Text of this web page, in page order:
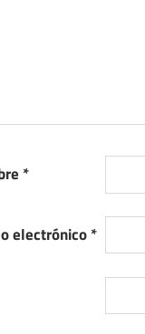
*
electrónico*